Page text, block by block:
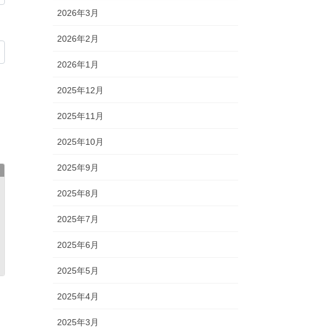
2026年3月
2026年2月
2026年1月
2025年12月
2025年11月
2025年10月
2025年9月
2025年8月
2025年7月
2025年6月
2025年5月
2025年4月
2025年3月